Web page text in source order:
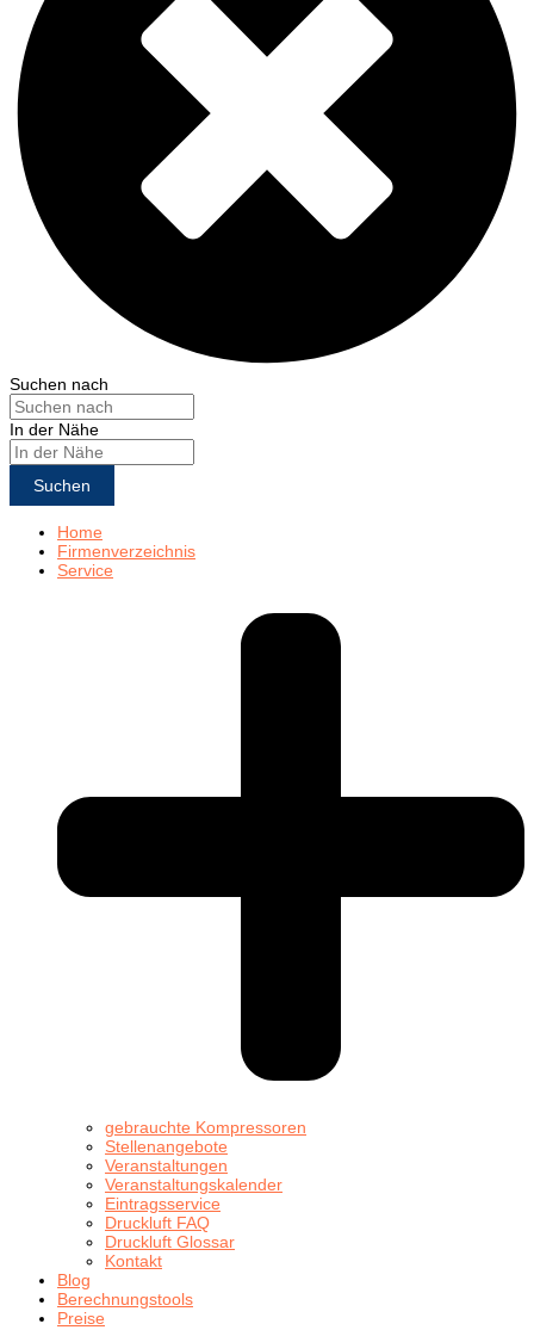
Suchen nach
In der Nähe
Suchen
Home
Firmenverzeichnis
Service
gebrauchte Kompressoren
Stellenangebote
Veranstaltungen
Veranstaltungskalender
Eintragsservice
Druckluft FAQ
Druckluft Glossar
Kontakt
Blog
Berechnungstools
Preise